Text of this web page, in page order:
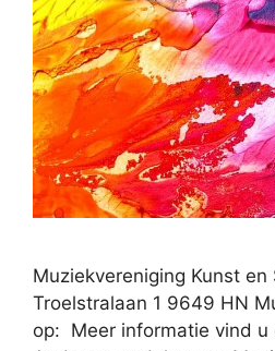
Muziekvereniging Kunst
Troelstralaan 1 9649 HN
op: Meer informatie vind